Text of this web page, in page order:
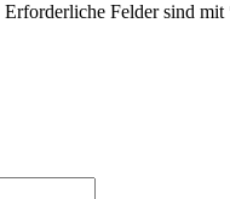
Erforderliche Felder sind mit